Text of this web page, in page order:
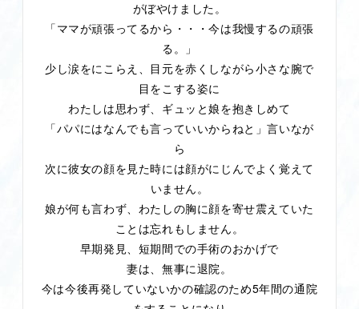
がぼやけました。
「ママが頑張ってるから・・・今は我慢するの頑張
る。」
少し涙をにこらえ、目元を赤くしながら小さな腕で
目をこする姿に
わたしは思わず、ギュッと娘を抱きしめて
「パパにはなんでも言っていいからねと」言いなが
ら
次に彼女の顔を見た時には顔がにじんでよく覚えて
いません。
娘が何も言わず、わたしの胸に顔を寄せ震えていた
ことは忘れもしません。
早期発見、短期間での手術のおかげで
妻は、無事に退院。
今は今後再発していないかの確認のため5年間の通院